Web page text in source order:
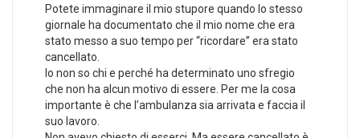
Potete immaginare il mio stupore quando lo stesso
giornale ha documentato che il mio nome che era
stato messo a suo tempo per “ricordare” era stato
cancellato.
Io non so chi e perché ha determinato uno sfregio
che non ha alcun motivo di essere. Per me la cosa
importante è che l’ambulanza sia arrivata e faccia il
suo lavoro.